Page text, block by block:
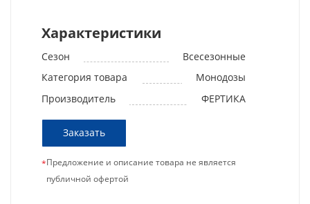
Характеристики
Сезон
Всесезонные
Категория товара
Монодозы
Производитель
ФЕРТИКА
Заказать
*Предложение и описание товара не является
публичной офертой